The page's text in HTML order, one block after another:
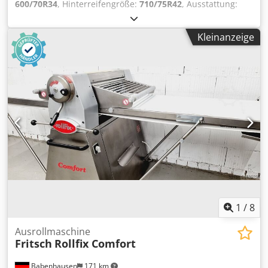
600/70R34, Hinterreifengröße: 710/75R42, Ausstattung:
, Radgewichte 4x300 kg Getriebe bei 8164
Bh NEU / Dcsdpfxjt Hrrpj Abuok
Kleinanzeige
1 /8
Ausrollmaschine
Fritsch Rollfix Comfort